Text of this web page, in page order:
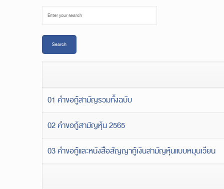
01 คำขอกู้สามัญรวมทั้งฉบับ
02 คำขอกู้สามัญหุ้น 2565
03 คำขอกู้และหนังสือสัญญากู้เงินสามัญหุ้นแบบหมุนเวียน